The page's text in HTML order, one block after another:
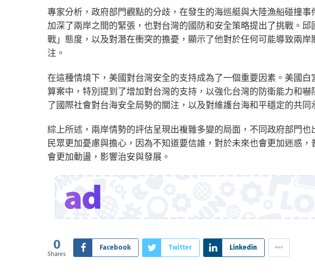
專家分析，政府部門觀點的分歧，在發生的海巡艇與大陸漁船碰撞
加深了兩岸之間的緊張，也對台灣的國防和安全策略提出了挑戰。
戰」態度，以及對潛在衝突的擔憂，顯示了他對於任何可能導致兩岸
注。
在這種情境下，美國對台灣安全的支持成為了一個重要因素。美國
算案中，特別提到了增加對台灣的支持，以強化台灣的防衛能力和
了國際社會對台海安全局勢的關注，以及對維護台海和平穩定的共同
綜上所述，兩岸情勢的評估呈現出複雜多變的局面，不同政府部門
民眾更加憂慮與擔心，因為不知道要信誰，對於未來也會更加迷惑
會更加動盪，影響治安與發展。
0
Shares
Facebook Twitter Linkedin